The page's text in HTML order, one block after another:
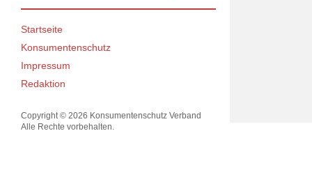
Startseite
Konsumentenschutz
Impressum
Redaktion
Copyright © 2026 Konsumentenschutz Verband
Alle Rechte vorbehalten.